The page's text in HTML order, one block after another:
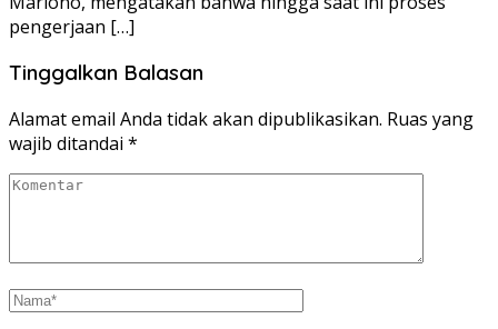
pengerjaan […]
Tinggalkan Balasan
Alamat email Anda tidak akan dipublikasikan. Ruas yang
wajib ditandai *